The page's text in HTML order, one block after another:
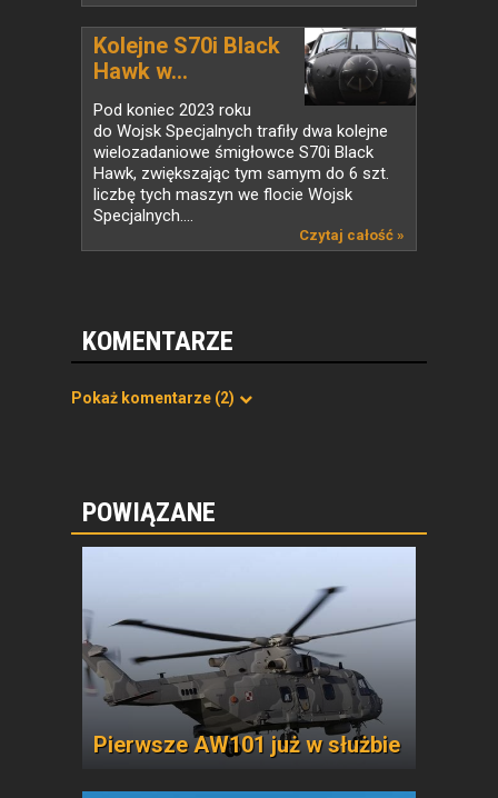
Kolejne S70i Black
Hawk w...
Pod koniec 2023 roku
do Wojsk Specjalnych trafiły dwa kolejne
wielozadaniowe śmigłowce S70i Black
Hawk, zwiększając tym samym do 6 szt.
liczbę tych maszyn we flocie Wojsk
Specjalnych....
Czytaj całość »
KOMENTARZE
Pokaż komentarze (2)
POWIĄZANE
Pierwsze AW101 już w służbie